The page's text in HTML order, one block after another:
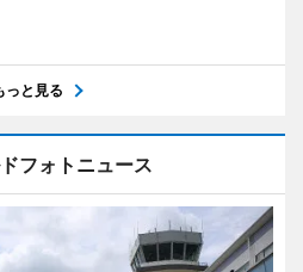
っと見る
フォトニュース